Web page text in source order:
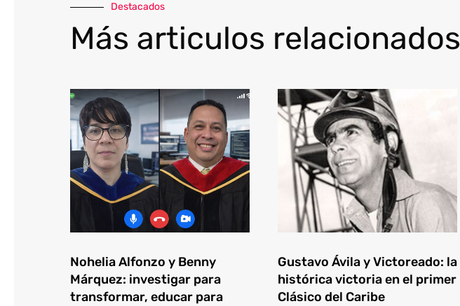
Destacados
Más articulos relacionados
Nohelia Alfonzo y Benny
Márquez: investigar para
transformar, educar para
Gustavo Ávila y Victoreado: la
histórica victoria en el primer
Clásico del Caribe